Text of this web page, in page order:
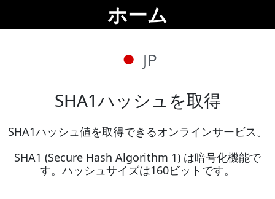
ホーム
JP
SHA1ハッシュを取得
SHA1ハッシュ値を取得できるオンラインサービス。
SHA1 (Secure Hash Algorithm 1) は暗号化機能で
す。ハッシュサイズは160ビットです。